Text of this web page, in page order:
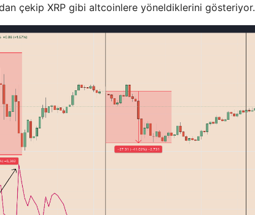
çekip XRP gibi altcoinlere yöneldiklerini gösteriyor.